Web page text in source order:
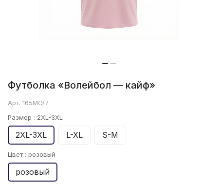
Футболка «Волейбол — кайф»
Арт. 165MO/7
Размер : 2XL-3XL
2XL-3XL L-XL S-M
Цвет : розовый
розовый